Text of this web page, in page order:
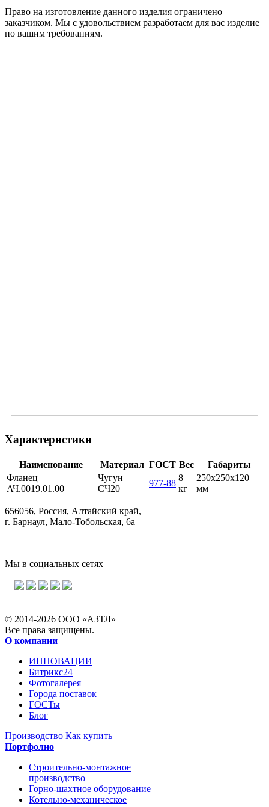
Право на изготовление данного изделия ограничено
заказчиком. Мы с удовольствием разработаем для вас изделие
по вашим требованиям.
Характеристики
Наименование Материал ГОСТ Вес
Габариты
Фланец
АЧ.0019.01.00
Чугун
СЧ20
977-88
8
кг
250х250х120
мм
656056, Россия, Алтайский край,
г. Барнаул, Мало-Тобольская, 6а
Мы в социальных сетях
© 2014-2026 ООО «АЗТЛ»
Все права защищены.
О компании
ИННОВАЦИИ
Битрикс24
Фотогалерея
Города поставок
ГОСТы
Блог
Производство Как купить
Портфолио
Строительно-монтажное
производство
Горно-шахтное оборудование
Котельно-механическое